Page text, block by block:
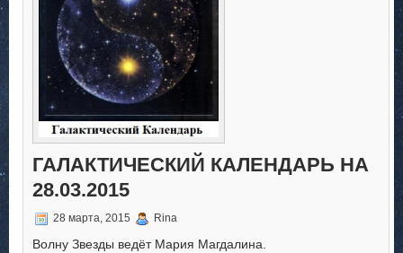
ГАЛАКТИЧЕСКИЙ КАЛЕНДАРЬ НА
28.03.2015
28 марта, 2015 Rina
Волну Звезды ведёт Мария Магдалина.